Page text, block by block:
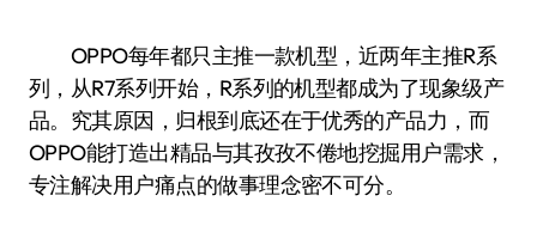
OPPO每年都只主推一款机型，近两年主推R系
列，从R7系列开始，R系列的机型都成为了现象级产
品。究其原因，归根到底还在于优秀的产品力，而
OPPO能打造出精品与其孜孜不倦地挖掘用户需求，
专注解决用户痛点的做事理念密不可分。